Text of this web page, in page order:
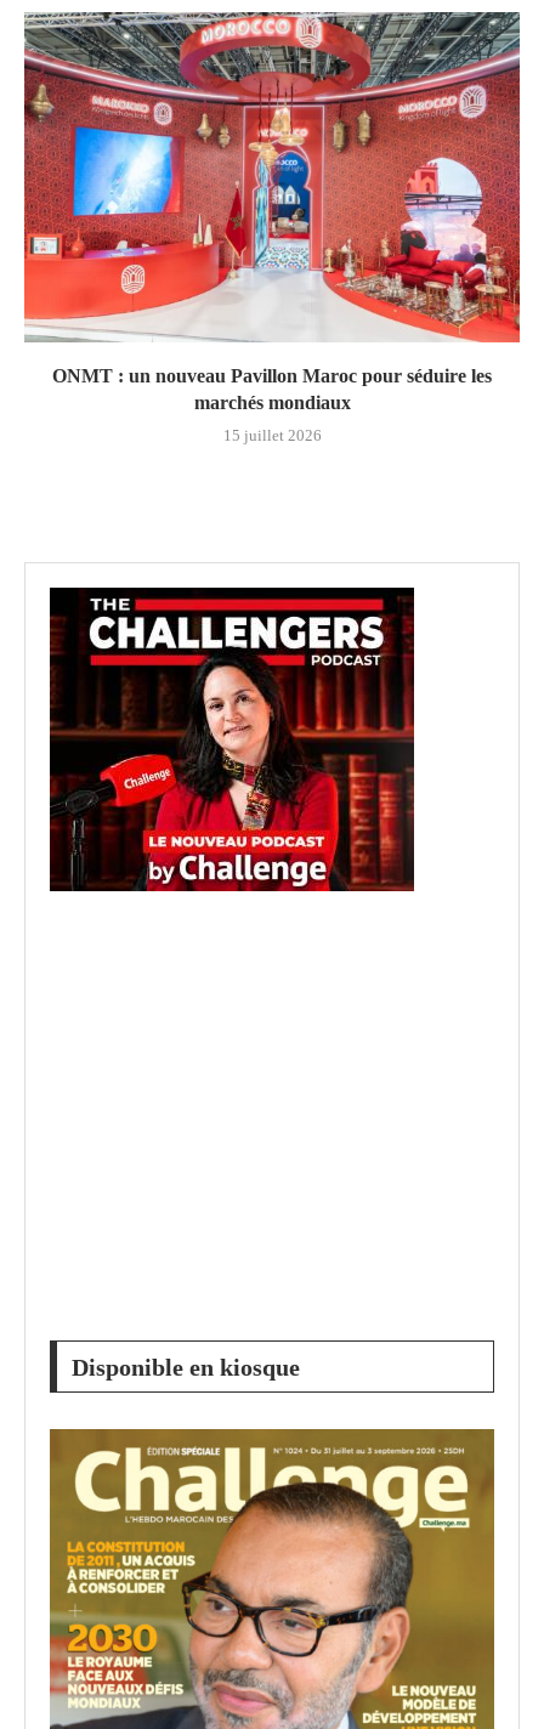
ONMT : un nouveau Pavillon Maroc pour séduire les
marchés mondiaux
15 juillet 2026
Disponible en kiosque